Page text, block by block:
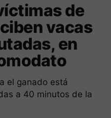
de
vacas
en
el ganado está
a 40 minutos de la